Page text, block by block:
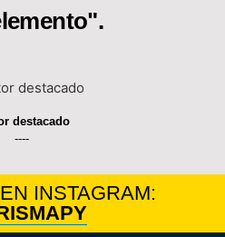
destacado
----
INSTAGRAM: